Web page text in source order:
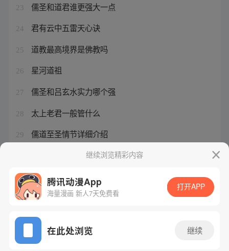
23 儒圣和道君谁更强大一点
24 君有云中五雷天心诀
25 道教最高境界是佛教吗
26 星河道祖
27 儒圣和吕玄水实力哪个强
28 太上老君一般管什么
29 儒道至圣情节详细介绍
儒家修行核心是什么继续浏览精彩内容
腾讯动漫App
海量漫画 新人7天免费看
打开APP
在此处浏览 继续
网站备案/许可证号：粤B2-20090059-5
Copyright©1998 - 2026 Tencent. All Rights Reserved